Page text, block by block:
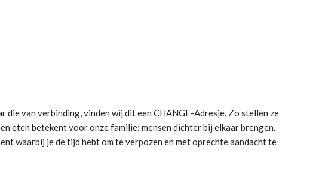
van verbinding, vinden wij dit een CHANGE-Adresje. Zo stellen ze
eten betekent voor onze familie: mensen dichter bij elkaar brengen.
waarbij je de tijd hebt om te verpozen en met oprechte aandacht te